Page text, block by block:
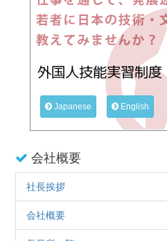
English
Japanese
会社概要
社長挨拶
会社概要